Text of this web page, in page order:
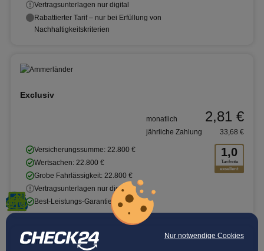
Nur notwendige Cookies
Vertragsunterlagen nur digital
Rabattierter Tarif – nur bei Erfüllung von
Nachhaltigkeitskriterien
Exclusiv
1,0
Tarifnote
excellent
Versicherungssumme: 22.800 €
Wertsachen: 22.800 €
Grobe Fahrlässigkeit: 22.800 €
Vertragsunterlagen nur digital
Best-Leistungs-Garantie
monatlich 2,81 €
jährliche Zahlung 33,68 €